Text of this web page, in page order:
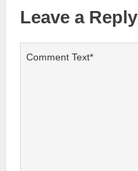
Leave a Reply